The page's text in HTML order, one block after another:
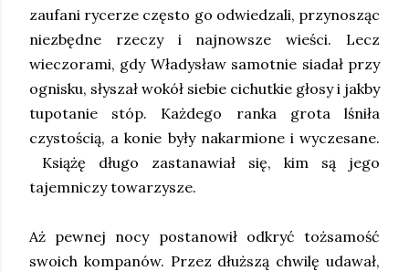
zaufani rycerze często go odwiedzali, przynosząc
niezbędne rzeczy i najnowsze wieści. Lecz
wieczorami, gdy Władysław samotnie siadał przy
ognisku, słyszał wokół siebie cichutkie głosy i jakby
tupotanie stóp. Każdego ranka grota lśniła
czystością, a konie były nakarmione i wyczesane.
Książę długo zastanawiał się, kim są jego
tajemniczy towarzysze.
Aż pewnej nocy postanowił odkryć tożsamość
swoich kompanów. Przez dłuższą chwilę udawał,